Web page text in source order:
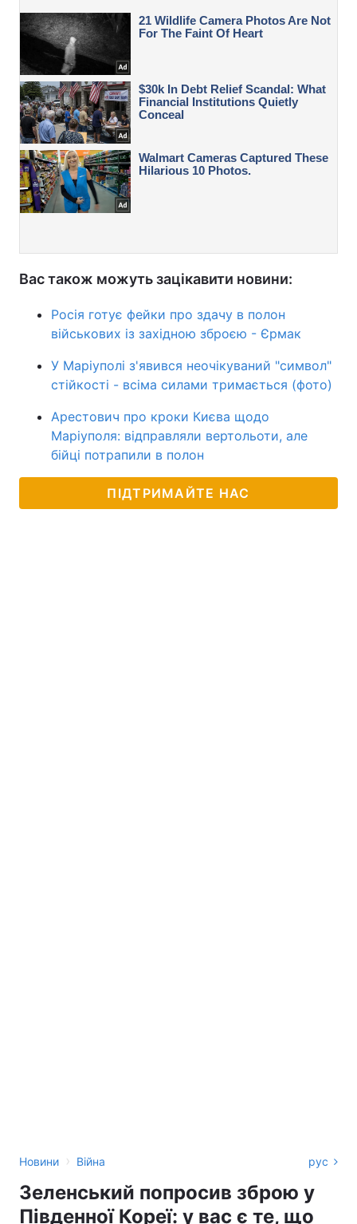
Вас також можуть зацікавити новини:
Росія готує фейки про здачу в полон
військових із західною зброєю - Єрмак
У Маріуполі з'явився неочікуваний "символ"
стійкості - всіма силами тримається (фото)
Арестович про кроки Києва щодо
Маріуполя: відправляли вертольоти, але
бійці потрапили в полон
ПІДТРИМАЙТЕ НАС
Новини › Війна рус
Зеленський попросив зброю у
Південної Кореї: у вас є те, що